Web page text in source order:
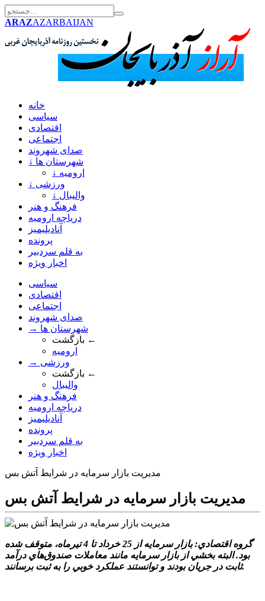
ARAZAZARBAIJAN
خانه
سیاسی
اقتصادی
اجتماعی
صدای شهروند
↓ شهرستان ها
↓ ارومیه
↓ ورزشی
↓ والیبال
فرهنگ و هنر
دریاچه ارومیه
آنادیلیمیز
پرونده
به قلم سردبیر
اخبار ویژه
سیاسی
اقتصادی
اجتماعی
صدای شهروند
→ شهرستان ها
بازگشت ←
ارومیه
→ ورزشی
بازگشت ←
والیبال
فرهنگ و هنر
دریاچه ارومیه
آنادیلیمیز
پرونده
به قلم سردبیر
اخبار ویژه
مديريت بازار سرمايه در شرايط آتش بس
مديريت بازار سرمايه در شرايط آتش بس
گروه اقتصادي: بازار سرمايه از 25 خرداد تا 4 تيرماه، متوقف شده
بود. البته بخشي از بازار سرمايه مانند معاملات صندوق‌هاي درآمد
ثابت در جريان بودند و توانستند عملکرد خوبي را به ثبت برسانند.